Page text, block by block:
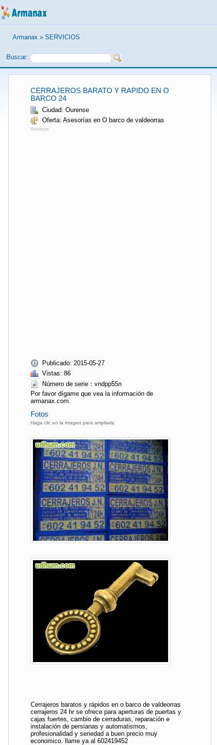
Armanax » SERVICIOS
Buscar:
CERRAJEROS BARATO Y RAPIDO EN O
BARCO 24
Ciudad: Ourense
Oferta: Asesorías en O barco de valdeorras
Anuncio
Publicado: 2015-05-27
Vistas: 86
Número de serie：vndpp55n
Por favor dígame que vea la información de
armanax.com.
Fotos
Haga clic en la imagen para ampliarla
Cerrajeros baratos y rápidos en o barco de valdeorras
cerrajeros 24 hr se ofrece para aperturas de puertas y
cajas fuertes, cambio de cerraduras, reparación e
instalación de persianas y automatismos,
profesionalidad y seriedad a buen precio muy
economico. llame ya al 602419452